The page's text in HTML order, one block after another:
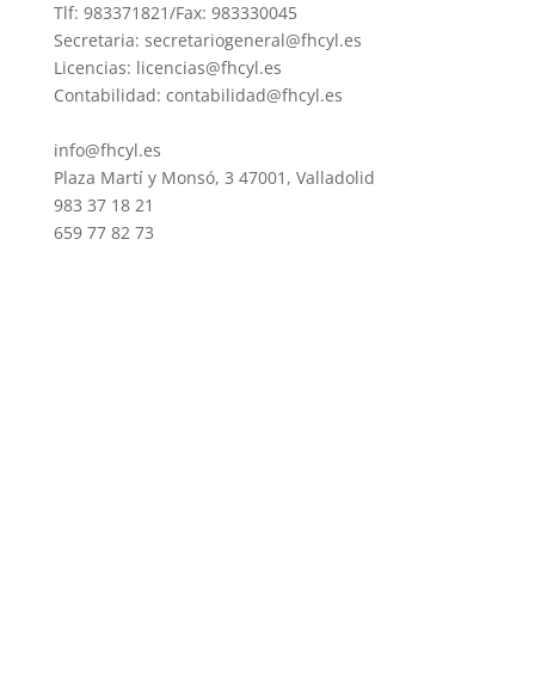
Tlf: 983371821/Fax: 983330045
Secretaria: secretariogeneral@fhcyl.es
Licencias: licencias@fhcyl.es
Contabilidad: contabilidad@fhcyl.es
info@fhcyl.es
Plaza Martí y Monsó, 3 47001, Valladolid
983 37 18 21
659 77 82 73